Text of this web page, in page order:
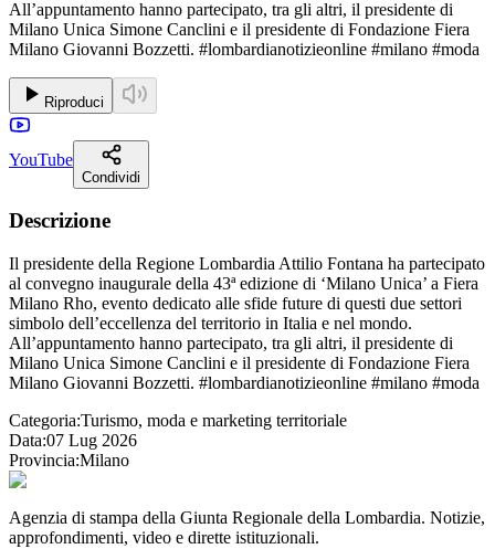
All’appuntamento hanno partecipato, tra gli altri, il presidente di
Milano Unica Simone Canclini e il presidente di Fondazione Fiera
Milano Giovanni Bozzetti. #lombardianotizieonline #milano #moda
Riproduci
YouTube
Condividi
Descrizione
Il presidente della Regione Lombardia Attilio Fontana ha partecipato
al convegno inaugurale della 43ª edizione di ‘Milano Unica’ a Fiera
Milano Rho, evento dedicato alle sfide future di questi due settori
simbolo dell’eccellenza del territorio in Italia e nel mondo.
All’appuntamento hanno partecipato, tra gli altri, il presidente di
Milano Unica Simone Canclini e il presidente di Fondazione Fiera
Milano Giovanni Bozzetti. #lombardianotizieonline #milano #moda
Categoria:Turismo, moda e marketing territoriale
Data:07 Lug 2026
Provincia:Milano
Agenzia di stampa della Giunta Regionale della Lombardia. Notizie,
approfondimenti, video e dirette istituzionali.